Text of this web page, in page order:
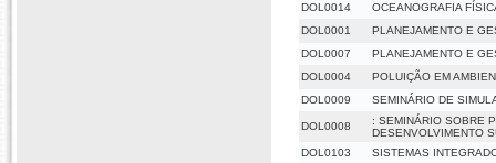
DOL0014
OCEANOGRAFIA
DOL0001
PLANEJAMENTO E
DOL0007
PLANEJAMENTO E
DOL0004
POLUIÇÃO EM
DOL0009
SEMINÁRIO DE
DOL0008
: SEMINÁRIO SOBRE
DESENVOLVIMENTO
DOL0103
SISTEMAS